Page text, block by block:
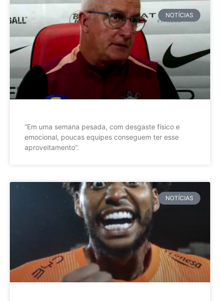
NOTÍCIAS
”Em uma semana pesada, com desgaste físico e
emocional, poucas equipes conseguem ter esse
aproveitamento”.
NOTÍCIAS